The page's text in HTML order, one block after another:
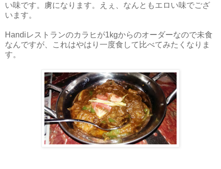
い味です。虜になります。えぇ、なんともエロい味でござ
います。
Handiレストランのカラヒが1kgからのオーダーなので未食
なんですが、これはやはり一度食して比べてみたくなりま
す。